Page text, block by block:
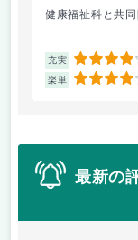
健康福祉科と共
充実 4
楽単 4
最新の